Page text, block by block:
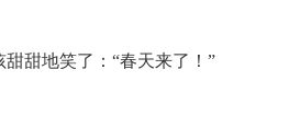
甜地笑了：“春天来了！”